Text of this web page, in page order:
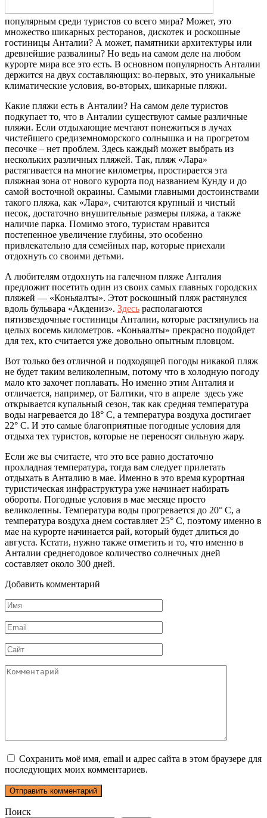
популярным среди туристов со всего мира? Может, это
множество шикарных ресторанов, дискотек и роскошные
гостиницы Анталии? А может, памятники архитектуры или
древнейшие развалины? Но ведь на самом деле на любом
курорте мира все это есть. В основном популярность Анталии
держится на двух составляющих: во-первых, это уникальные
климатические условия, во-вторых, шикарные пляжи.
Какие пляжи есть в Анталии? На самом деле туристов
подкупает то, что в Анталии существуют самые различные
пляжи. Если отдыхающие мечтают понежиться в лучах
чистейшего средиземноморского солнышка и на прогретом
песочке – нет проблем. Здесь каждый может выбрать из
нескольких различных пляжей. Так, пляж «Лара»
растягивается на многие километры, простирается эта
пляжная зона от нового курорта под названием Кунду и до
самой восточной окраины. Самыми главными достоинствами
такого пляжа, как «Лара», считаются крупный и чистый
песок, достаточно внушительные размеры пляжа, а также
наличие парка. Помимо этого, туристам нравится
постепенное увеличение глубины, это особенно
привлекательно для семейных пар, которые приехали
отдохнуть со своими детьми.
А любителям отдохнуть на галечном пляже Анталия
предложит посетить один из своих самых главных городских
пляжей — «Коньяалты». Этот роскошный пляж растянулся
вдоль бульвара «Акдениз». Здесь располагаются
пятизвездочные гостиницы Анталии, которые растянулись на
целых восемь километров. «Коньяалты» прекрасно подойдет
для тех, кто считается уже довольно опытным пловцом.
Вот только без отличной и подходящей погоды никакой пляж
не будет таким великолепным, потому что в холодную погоду
мало кто захочет поплавать. Но именно этим Анталия и
отличается, например, от Балтики, что в апреле здесь уже
открывается купальный сезон, так как средняя температура
воды нагревается до 18° С, а температура воздуха достигает
22° С. И это самые благоприятные погодные условия для
отдыха тех туристов, которые не переносят сильную жару.
Если же вы считаете, что это все равно достаточно
прохладная температура, тогда вам следует прилетать
отдыхать в Анталию в мае. Именно в это время курортная
туристическая инфраструктура уже начинает набирать
обороты. Погодные условия в мае месяце просто
великолепны. Температура воды прогревается до 20° С, а
температура воздуха днем составляет 25° С, поэтому именно в
мае на курорте начинается рай, который будет длиться до
августа. Кстати, нужно также отметить и то, что именно в
Анталии среднегодовое количество солнечных дней
составляет около 300 дней.
Добавить комментарий
Имя
*
Email
*
Сайт
Комментарий
Сохранить моё имя, email и адрес сайта в этом браузере для
последующих моих комментариев.
Поиск